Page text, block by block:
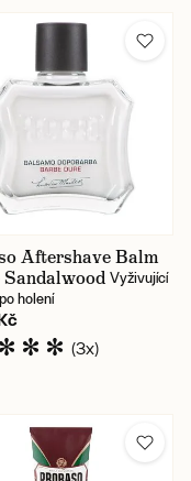
Aftershave Balm
Vyživující
holení
(3x)